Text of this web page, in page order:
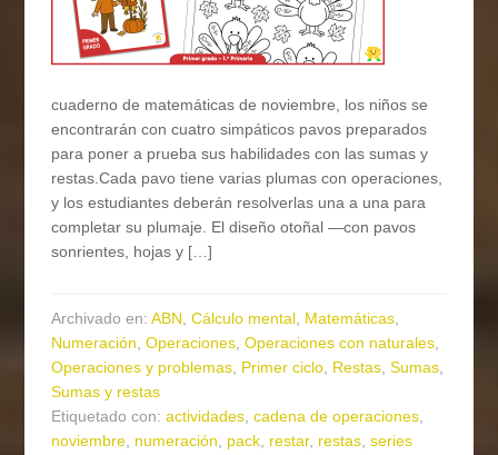
cuaderno de matemáticas de noviembre, los niños se
encontrarán con cuatro simpáticos pavos preparados
para poner a prueba sus habilidades con las sumas y
restas.Cada pavo tiene varias plumas con operaciones,
y los estudiantes deberán resolverlas una a una para
completar su plumaje. El diseño otoñal —con pavos
sonrientes, hojas y […]
Archivado en:ABN,Cálculo mental, Matemáticas,
Numeración,Operaciones,Operaciones con naturales,
Operaciones y problemas, Primer ciclo, Restas,Sumas,
Sumas y restas
Etiquetado con:actividades,cadena de operaciones,
noviembre, numeración, pack, restar, restas,series